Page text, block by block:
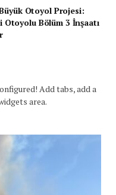
Otoyol Projesi:
Otoyolu Bölüm 3 İnşaatı
Add tabs, add a
area.